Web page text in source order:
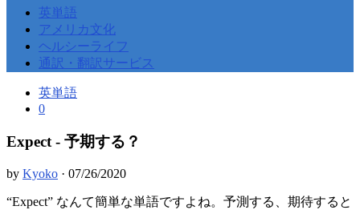
英単語
アメリカ文化
ヘルシーライフ
通訳・翻訳サービス
英単語
0
Expect - 予期する？
by Kyoko · 07/26/2020
“Expect” なんて簡単な単語ですよね。予測する、期待すると